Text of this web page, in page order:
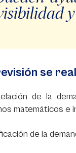
se
de la
matemáticos e
de la